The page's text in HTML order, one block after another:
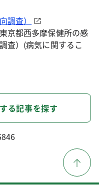
調査）
京都西多摩保健所の感
査）(病気に関するこ
る記事を探す